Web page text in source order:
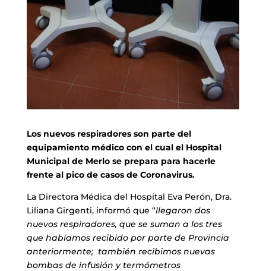
Los nuevos respiradores son parte del
equipamiento médico con el cual el Hospital
Municipal de Merlo se prepara para hacerle
frente al pico de casos de Coronavirus.
La Directora Médica del Hospital Eva Perón, Dra.
Liliana Girgenti, informó que “llegaron dos
nuevos respiradores, que se suman a los tres
que habíamos recibido por parte de Provincia
anteriormente; también recibimos nuevas
bombas de infusión y termómetros